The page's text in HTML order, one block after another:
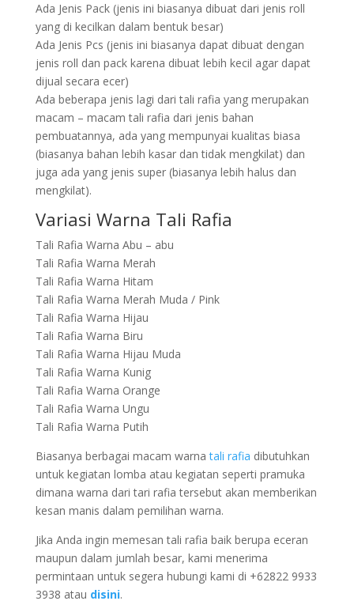
Ada Jenis Pack (jenis ini biasanya dibuat dari jenis roll
yang di kecilkan dalam bentuk besar)
Ada Jenis Pcs (jenis ini biasanya dapat dibuat dengan
jenis roll dan pack karena dibuat lebih kecil agar dapat
dijual secara ecer)
Ada beberapa jenis lagi dari tali rafia yang merupakan
macam – macam tali rafia dari jenis bahan
pembuatannya, ada yang mempunyai kualitas biasa
(biasanya bahan lebih kasar dan tidak mengkilat) dan
juga ada yang jenis super (biasanya lebih halus dan
mengkilat).
Variasi Warna Tali Rafia
Tali Rafia Warna Abu – abu
Tali Rafia Warna Merah
Tali Rafia Warna Hitam
Tali Rafia Warna Merah Muda / Pink
Tali Rafia Warna Hijau
Tali Rafia Warna Biru
Tali Rafia Warna Hijau Muda
Tali Rafia Warna Kunig
Tali Rafia Warna Orange
Tali Rafia Warna Ungu
Tali Rafia Warna Putih
Biasanya berbagai macam warna tali rafia dibutuhkan
untuk kegiatan lomba atau kegiatan seperti pramuka
dimana warna dari tari rafia tersebut akan memberikan
kesan manis dalam pemilihan warna.
Jika Anda ingin memesan tali rafia baik berupa eceran
maupun dalam jumlah besar, kami menerima
permintaan untuk segera hubungi kami di +62822 9933
3938 atau disini.